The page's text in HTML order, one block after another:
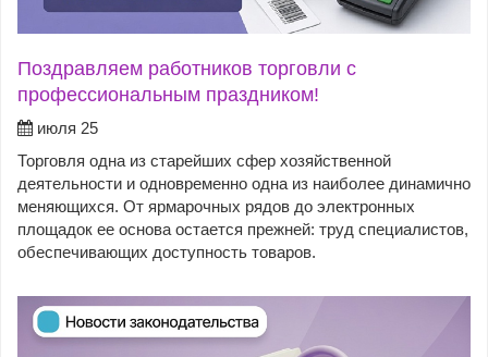
Поздравляем работников торговли с
профессиональным праздником!
июля 25
Торговля одна из старейших сфер хозяйственной
деятельности и одновременно одна из наиболее динамично
меняющихся. От ярмарочных рядов до электронных
площадок ее основа остается прежней: труд специалистов,
обеспечивающих доступность товаров.